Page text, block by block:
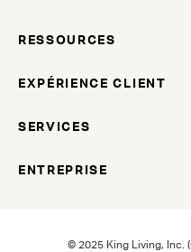
RESSOURCES
EXPÉRIENCE CLIENT
SERVICES
ENTREPRISE
© 2025 King Living, Inc.